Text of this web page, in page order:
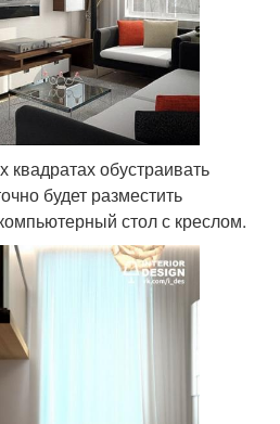
квадратах обустраивать
будет разместить
стол с креслом.